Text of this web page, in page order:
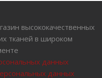
высококачественных
тканей в широком
данных
данных